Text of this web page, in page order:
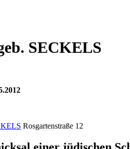
SECKELS
Rosgartenstraße 12